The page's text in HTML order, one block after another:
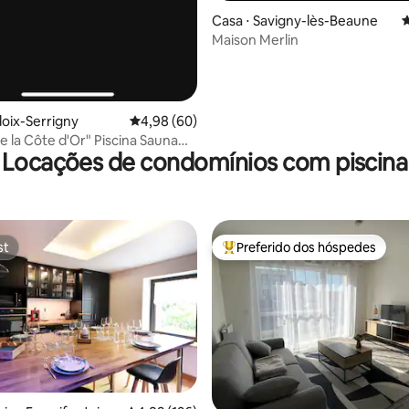
Serrigny 4,98 de uma avaliação média de 5, 60
4,98 (60)
la Côte d'Or" Piscina Sauna
Casa ⋅ Savigny-lès-Beaune
Maison Merlin
Locações de condomínios com piscina
Entre os melhores preferidos
Preferido dos hóspedes